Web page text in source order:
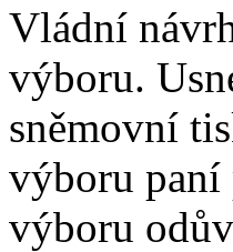
Vládní
výboru.
sněmovní
výboru paní
výboru